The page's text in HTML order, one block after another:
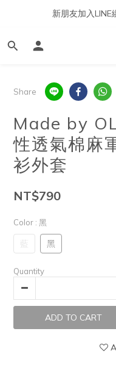
新朋友加入
Share
Made by
性透氣棉麻
衫外套
NT$790
Color : 黑
藍 黑
Quantity
ADD TO CART